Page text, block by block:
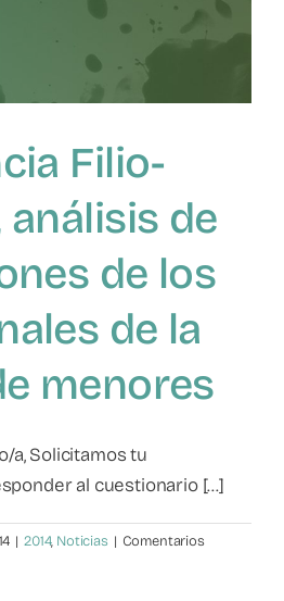
mirada
ante
los
desafíos
actuales”
Filio-
análisis de
de los
de la
menores
a, Solicitamos tu
al cuestionario [...]
| 2014, Noticias | Comentarios